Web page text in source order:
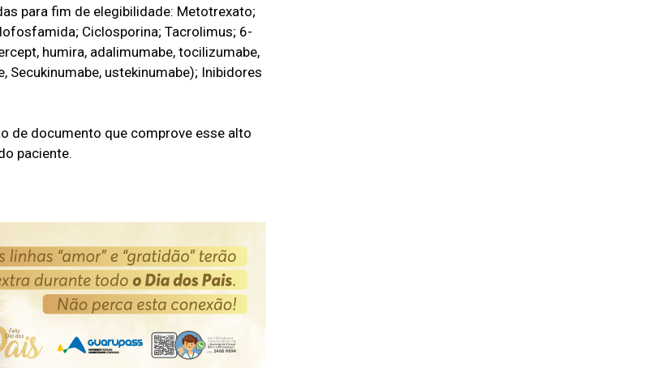
para fim de elegibilidade: Metotrexato;
Ciclosporina; Tacrolimus; 6-
humira, adalimumabe, tocilizumabe,
Secukinumabe, ustekinumabe); Inibidores
de documento que comprove esse alto
paciente.